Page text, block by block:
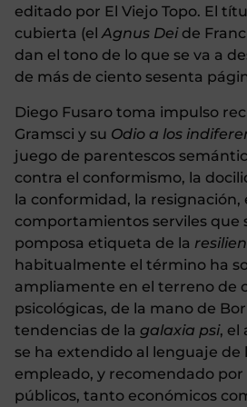
editado por El Viejo Topo. El
cubierta (elAgnus Dei de
dan el tono de lo que se va a
de más de ciento sesenta
Diego Fusaro toma impulso
Gramsci y su Odio a los
juego de parentescos
contra el conformismo, la
la conformidad, la resignación,
comportamientos serviles que
pomposa etiqueta de la
habitualmente el término ha
ampliamente en el terreno de
psicológicas, de la mano de
tendencias de la galaxia psi, el
se ha extendido al lenguaje de
empleado, y recomendado por
públicos, tanto económicos